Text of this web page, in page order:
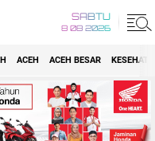
SABTU
8 08 2026
ACEH ACEH BESAR